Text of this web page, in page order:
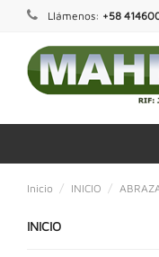
Llámenos: +58
Inicio INICIO
INICIO